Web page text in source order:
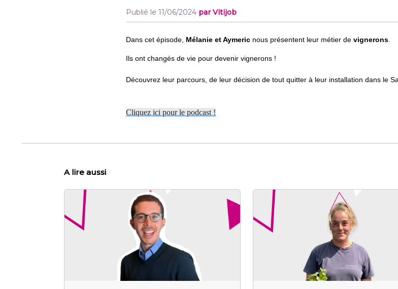
Publié le 11/06/2024 par Vitijob
Dans cet épisode, Mélanie et Aymeric nous présentent leur métier devignerons.
Ils ont changés de vie pour devenir vignerons !
Découvrez leur parcours, de leur décision de tout quitter à leur installation dans le
Cliquez ici pour le podcast !
A lire aussi